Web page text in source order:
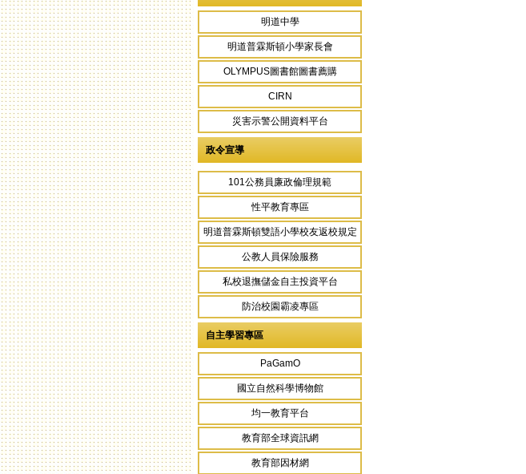
明道中學
明道普霖斯頓小學家長會
OLYMPUS圖書館圖書薦購
CIRN
災害示警公開資料平台
政令宣導
101公務員廉政倫理規範
性平教育專區
明道普霖斯頓雙語小學校友返校規定
公教人員保險服務
私校退撫儲金自主投資平台
防治校園霸凌專區
自主學習專區
PaGamO
國立自然科學博物館
均一教育平台
教育部全球資訊網
教育部因材網